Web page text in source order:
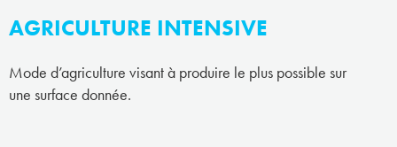
AGRICULTURE INTENSIVE
Mode d’agriculture visant à produire le plus possible sur
une surface donnée.